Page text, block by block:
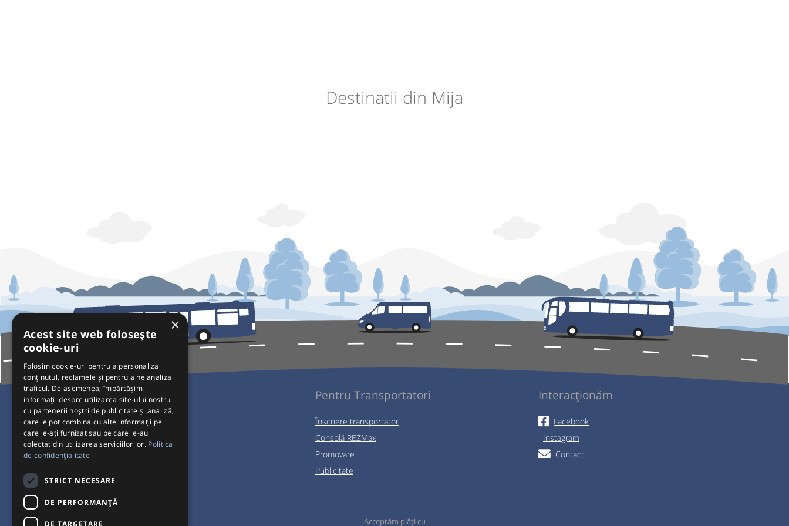
Destinatii din Mija
Pentru Călători
Curse autobuz
Plecări/Sosiri
Setări de cookie-uri
Pentru Transportatori
Înscriere transportator
Consolă REZMax
Promovare
Publicitate
Interacționăm
Facebook
Instagram
Contact
Acceptăm plăți cu
×
Acest site web folosește
cookie-uri
Folosim cookie-uri pentru a personaliza
conținutul, reclamele și pentru a ne analiza
traficul. De asemenea, împărtășim
informații despre utilizarea site-ului nostru
cu partenerii noștri de publicitate și analiză,
care le pot combina cu alte informații pe
care le-ați furnizat sau pe care le-au
colectat din utilizarea serviciilor lor. Politica
de confidențialitate
STRICT NECESARE
DE PERFORMANȚĂ
DE TARGETARE